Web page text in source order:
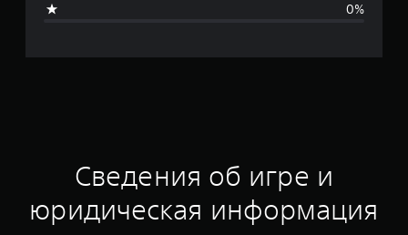
о
н
к
0%
Сведения об игре и
юридическая информация